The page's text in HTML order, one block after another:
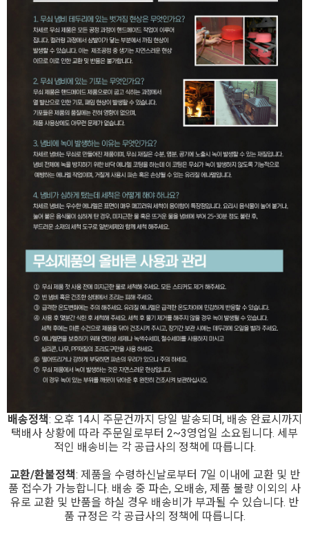
배송정책: 오후 14시 주문건까지 당일 발송되며, 배송 완료시까지
택배사 상황에 따라 주문일로부터 2~3영업일 소요됩니다. 세부
적인 배송비는 각 공급사의 정책에 따릅니다.
교환/환불정책: 제품을 수령하신날로부터 7일 이내에 교환 및 반
품 접수가 가능합니다. 배송 중 파손, 오배송, 제품 불량 이외의 사
유로 교환 및 반품을 하실 경우 배송비가 부과될 수 있습니다. 반
품 규정은 각 공급사의 정책에 따릅니다.